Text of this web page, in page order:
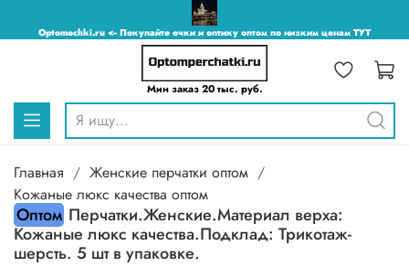
Optomochki.ru <-- Покупайте очки и оптику оптом по низким ценам ТУТ
Мин заказ 20 тыс. руб.
Главная
Женские перчатки оптом
Кожаные люкс качества оптом
Оптом Перчатки.Женские.Материал верха:
Кожаные люкс качества.Подклад: Трикотаж-
шерсть. 5 шт в упаковке.